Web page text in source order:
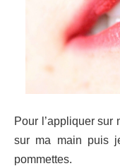
Pour l’appliquer sur
sur ma main puis
pommettes.